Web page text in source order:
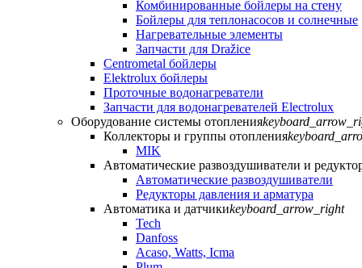
Комбинированные бойлеры на стену
Бойлеры для теплонасосов и солнечные
Нагревательные элементы
Запчасти для Dražice
Centrometal бойлеры
Elektrolux бойлеры
Проточные водонагреватели
Запчасти для водонагревателей Electrolux
Оборудование системы отопления
Коллекторы и группы отопления
MIK
Автоматические развоздушиватели и
Автоматические развоздушиватели
Редукторы давления и арматура
Автоматика и датчикиkeyboard_arrow_right
Tech
Danfoss
Acaso, Watts, Icma